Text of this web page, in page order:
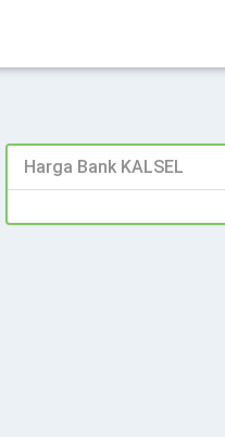
Harga Bank KALSEL